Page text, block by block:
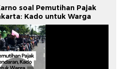
soal Pemutihan Pajak
Kado untuk Warga